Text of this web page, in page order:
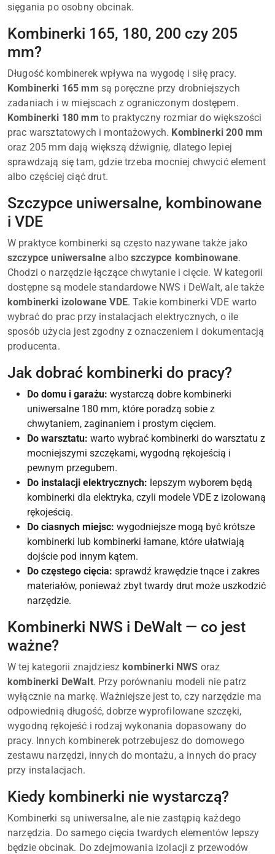
sięgania po osobny obcinak.
Kombinerki 165, 180, 200 czy 205
mm?
Długość kombinerek wpływa na wygodę i siłę pracy.
Kombinerki 165 mm są poręczne przy drobniejszych
zadaniach i w miejscach z ograniczonym dostępem.
Kombinerki 180 mm to praktyczny rozmiar do większości
prac warsztatowych i montażowych. Kombinerki 200 mm
oraz 205 mm dają większą dźwignię, dlatego lepiej
sprawdzają się tam, gdzie trzeba mocniej chwycić element
albo częściej ciąć drut.
Szczypce uniwersalne, kombinowane
i VDE
W praktyce kombinerki są często nazywane także jako
szczypce uniwersalne alboszczypce kombinowane.
Chodzi o narzędzie łączące chwytanie i cięcie. W kategorii
dostępne są modele standardowe NWS i DeWalt, ale także
kombinerki izolowane VDE. Takie kombinerki VDE warto
wybrać do prac przy instalacjach elektrycznych, o ile
sposób użycia jest zgodny z oznaczeniem i dokumentacją
producenta.
Jak dobrać kombinerki do pracy?
Do domu i garażu: wystarczą dobre kombinerki
uniwersalne 180 mm, które poradzą sobie z
chwytaniem, zaginaniem i prostym cięciem.
Do warsztatu: warto wybrać kombinerki do warsztatu z
mocniejszymi szczękami, wygodną rękojeścią i
pewnym przegubem.
Do instalacji elektrycznych: lepszym wyborem będą
kombinerki dla elektryka, czyli modele VDE z izolowaną
rękojeścią.
Do ciasnych miejsc: wygodniejsze mogą być krótsze
kombinerki lub kombinerki łamane, które ułatwiają
dojście pod innym kątem.
Do częstego cięcia: sprawdź krawędzie tnące i zakres
materiałów, ponieważ zbyt twardy drut może uszkodzić
narzędzie.
Kombinerki NWS i DeWalt — co jest
ważne?
W tej kategorii znajdziesz kombinerki NWS oraz
kombinerki DeWalt. Przy porównaniu modeli nie patrz
wyłącznie na markę. Ważniejsze jest to, czy narzędzie ma
odpowiednią długość, dobrze wyprofilowane szczęki,
wygodną rękojeść i rodzaj wykonania dopasowany do
pracy. Innych kombinerek potrzebujesz do domowego
zestawu narzędzi, innych do montażu, a innych do pracy
przy instalacjach.
Kiedy kombinerki nie wystarczą?
Kombinerki są uniwersalne, ale nie zastąpią każdego
narzędzia. Do samego cięcia twardych elementów lepszy
będzie obcinak. Do zdejmowania izolacji z przewodów